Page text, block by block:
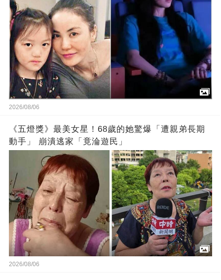
2026/08/06
《五燈獎》最美女星！68歲的她驚爆「遭親弟長期
動手」 崩潰逃家「竟淪遊民」
2026/08/06